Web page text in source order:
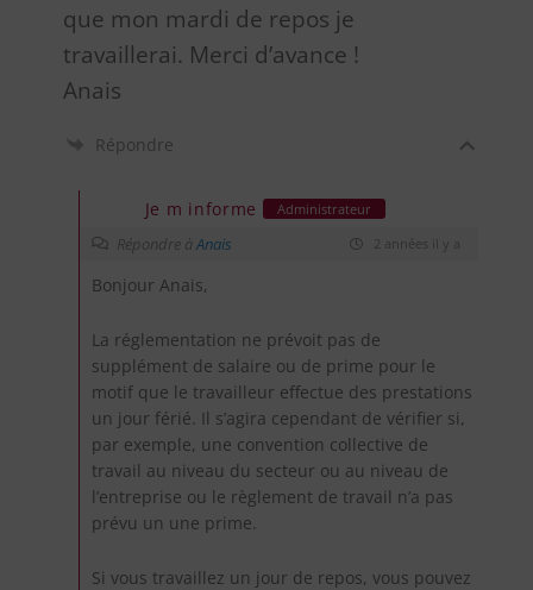
que mon mardi de repos je
travaillerai. Merci d’avance !
Anais
Répondre
Je m informe Administrateur
Répondre à Anais 2 années il y a
Bonjour Anais,
La réglementation ne prévoit pas de
supplément de salaire ou de prime pour le
motif que le travailleur effectue des prestations
un jour férié. Il s’agira cependant de vérifier si,
par exemple, une convention collective de
travail au niveau du secteur ou au niveau de
l’entreprise ou le règlement de travail n’a pas
prévu un une prime.
Si vous travaillez un jour de repos, vous pouvez